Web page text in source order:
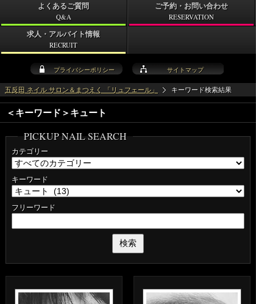
五反田 ネイル サロン＆まつえく 「リュフェール」 キーワード検索結果
＜キーワード＞キュート
PICKUP NAIL SEARCH
カテゴリー
キーワード
フリーワード
プライバシーポリシー サイトマップ
よくあるご質問
Q&A
ご予約・お問い合わせ
RESERVATION
求人・アルバイト情報
RECRUIT